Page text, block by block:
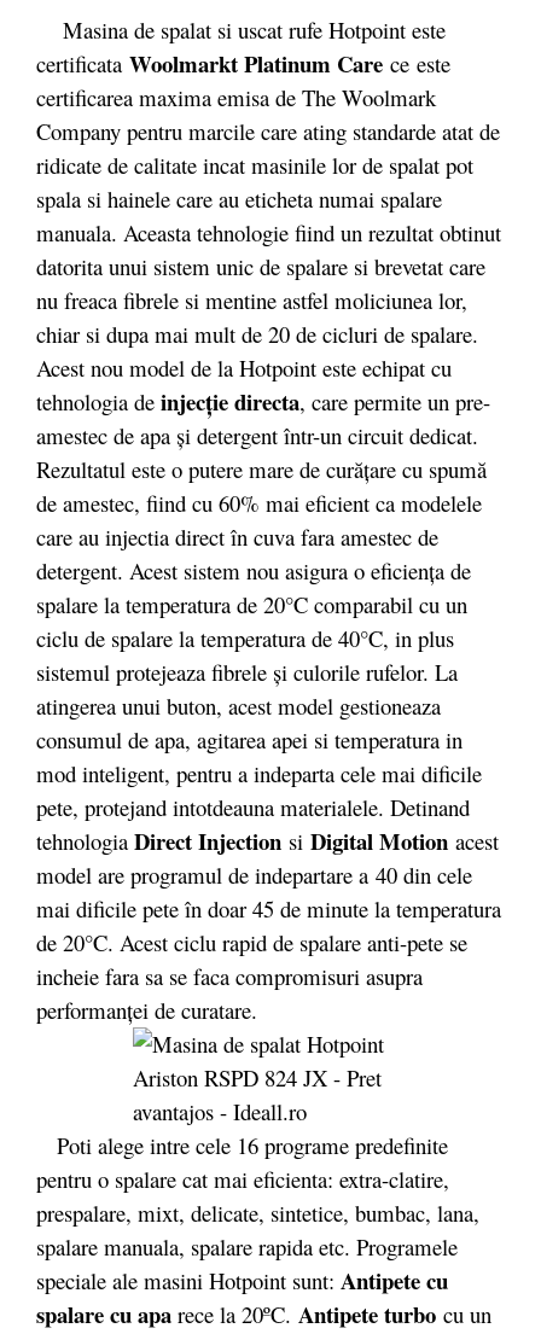
Masina de spalat si uscat rufe Hotpoint este
certificata Woolmarkt Platinum Care ce este
certificarea maxima emisa de The Woolmark
Company pentru marcile care ating standarde atat de
ridicate de calitate incat masinile lor de spalat pot
spala si hainele care au eticheta numai spalare
manuala. Aceasta tehnologie fiind un rezultat obtinut
datorita unui sistem unic de spalare si brevetat care
nu freaca fibrele si mentine astfel moliciunea lor,
chiar si dupa mai mult de 20 de cicluri de spalare.
Acest nou model de la Hotpoint este echipat cu
tehnologia de injecție directa, care permite un pre-
amestec de apa și detergent într-un circuit dedicat.
Rezultatul este o putere mare de curățare cu spumă
de amestec, fiind cu 60% mai eficient ca modelele
care au injectia direct în cuva fara amestec de
detergent. Acest sistem nou asigura o eficiența de
spalare la temperatura de 20°C comparabil cu un
ciclu de spalare la temperatura de 40°C, in plus
sistemul protejeaza fibrele și culorile rufelor. La
atingerea unui buton, acest model gestioneaza
consumul de apa, agitarea apei si temperatura in
mod inteligent, pentru a indeparta cele mai dificile
pete, protejand intotdeauna materialele. Detinand
tehnologia Direct Injection si Digital Motion acest
model are programul de indepartare a 40 din cele
mai dificile pete în doar 45 de minute la temperatura
de 20°C. Acest ciclu rapid de spalare anti-pete se
incheie fara sa se faca compromisuri asupra
performanței de curatare.
Poti alege intre cele 16 programe predefinite
pentru o spalare cat mai eficienta: extra-clatire,
prespalare, mixt, delicate, sintetice, bumbac, lana,
spalare manuala, spalare rapida etc. Programele
speciale ale masini Hotpoint sunt: Antipete cu
spalare cu apa rece la 20ºC. Antipete turbo cu un